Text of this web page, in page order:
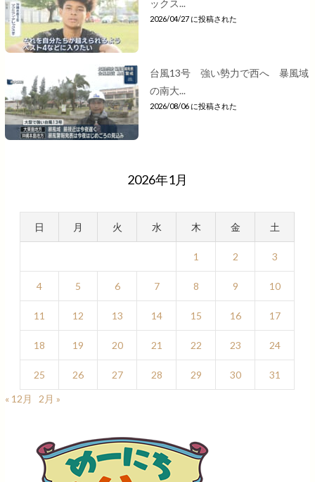
ックス...
2026/04/27 に投稿された
台風13号 強い勢力で西へ 暴風域
の南大...
2026/08/06 に投稿された
2026年1月
日 月 火 水 木 金 土
1 2 3
4 5 6 7 8 9 10
11 12 13 14 15 16 17
18 19 20 21 22 23 24
25 26 27 28 29 30
31
« 12月
2月 »